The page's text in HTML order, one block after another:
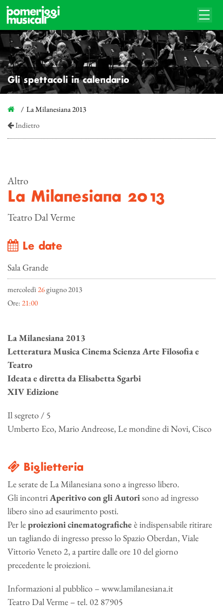
Gli spettacoli in calendario
La Milanesiana 2013
Indietro
Altro
La Milanesiana 2013
Teatro Dal Verme
Le date
Sala Grande
mercoledì 26giugno 2013
Ore: 21:00
La Milanesiana 2013
Letteratura Musica Cinema Scienza Arte Filosofia e
Teatro
Ideata e diretta da Elisabetta Sgarbi
XIV Edizione
Il segreto / 5
Umberto Eco, Mario Andreose, Le mondine di Novi, Cisco
Biglietteria
Le serate de La Milanesiana sono a ingresso libero.
Gli incontriAperitivo con gli Autorisono ad ingresso
libero sino ad esaurimento posti.
Per leproiezioni cinematografiche è indispensabile ritirare
un tagliando di ingresso presso lo Spazio Oberdan, Viale
Vittorio Veneto 2, a partire dalle ore 10 del giorno
precedente le proiezioni.
Informazioni al pubblico – www.lamilanesiana.it
Teatro Dal Verme – tel. 02 87905